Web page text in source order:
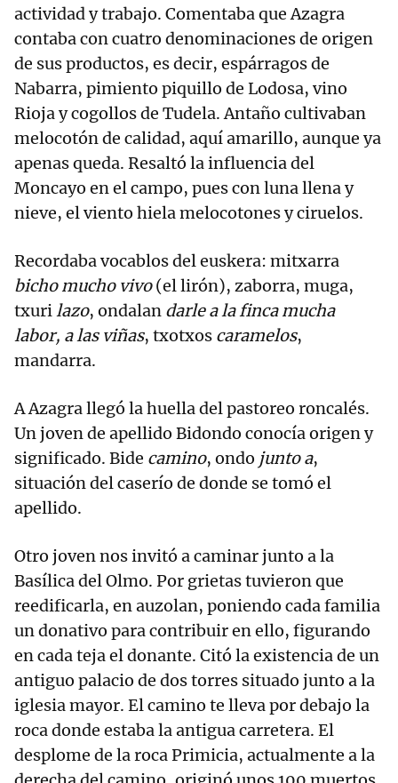
actividad y trabajo. Comentaba que Azagra
contaba con cuatro denominaciones de origen
de sus productos, es decir, espárragos de
Nabarra, pimiento piquillo de Lodosa, vino
Rioja y cogollos de Tudela. Antaño cultivaban
melocotón de calidad, aquí amarillo, aunque ya
apenas queda. Resaltó la influencia del
Moncayo en el campo, pues con luna llena y
nieve, el viento hiela melocotones y ciruelos.
Recordaba vocablos del euskera: mitxarra
bicho mucho vivo(el lirón), zaborra, muga,
txurilazo, ondalan darle a la finca mucha
labor, a las viñas, txotxos caramelos,
mandarra.
A Azagra llegó la huella del pastoreo roncalés.
Un joven de apellido Bidondo conocía origen y
significado. Bide camino, ondo junto a,
situación del caserío de donde se tomó el
apellido.
Otro joven nos invitó a caminar junto a la
Basílica del Olmo. Por grietas tuvieron que
reedificarla, en auzolan, poniendo cada familia
un donativo para contribuir en ello, figurando
en cada teja el donante. Citó la existencia de un
antiguo palacio de dos torres situado junto a la
iglesia mayor. El camino te lleva por debajo la
roca donde estaba la antigua carretera. El
desplome de la roca Primicia, actualmente a la